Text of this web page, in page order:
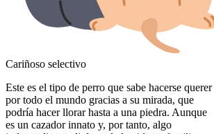
Cariñoso selectivo
Este es el tipo de perro que sabe hacerse querer
por todo el mundo gracias a su mirada, que
podría hacer llorar hasta a una piedra. Aunque
es un cazador innato y, por tanto, algo